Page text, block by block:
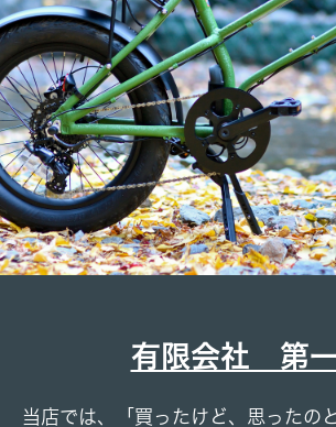
有限会社 第
当店では、「買ったけど、思ったの